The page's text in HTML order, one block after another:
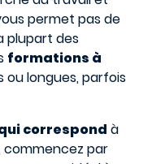
permet pas de
plupart des
formations à
ou longues, parfois
correspond à
commencez par